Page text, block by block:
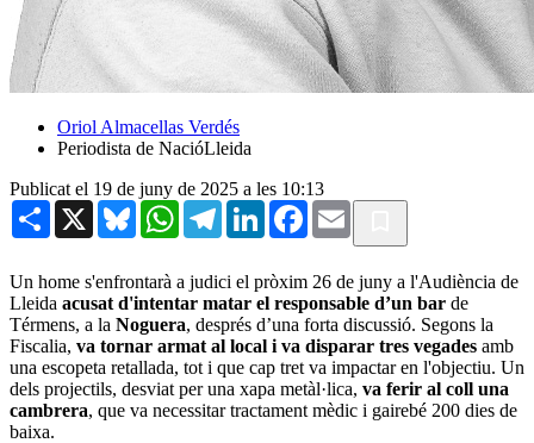
Oriol Almacellas Verdés
Periodista de NacióLleida
Publicat el 19 de juny de 2025 a les 10:13
Share X BlueskyWhatsAppTelegramLinkedInFacebook
Email
Un home s'enfrontarà a judici el pròxim 26 de juny a l'Audiència de
Lleida acusat d'intentar matar el responsable d’un bar de
Térmens, a la Noguera, després d’una forta discussió. Segons la
Fiscalia, va tornar armat al local i va disparar tres vegades amb
una escopeta retallada, tot i que cap tret va impactar en l'objectiu. Un
dels projectils, desviat per una xapa metàl·lica, va ferir al coll una
cambrera, que va necessitar tractament mèdic i gairebé 200 dies de
baixa.